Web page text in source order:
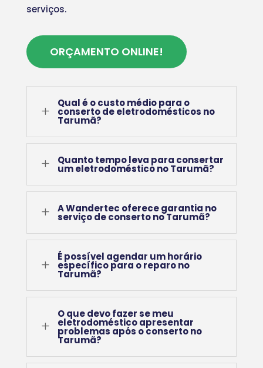
serviços.
ORÇAMENTO ONLINE!
L
Qual é o custo médio para o
conserto de eletrodomésticos no
Tarumã?
L Quanto tempo leva para consertar
um eletrodoméstico no Tarumã?
L A Wandertec oferece garantia no
serviço de conserto no Tarumã?
L
É possível agendar um horário
específico para o reparo no
Tarumã?
L
O que devo fazer se meu
eletrodoméstico apresentar
problemas após o conserto no
Tarumã?